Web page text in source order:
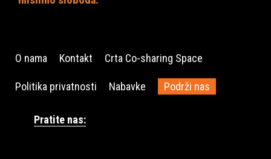
O nama Kontakt Crta Co-sharing Space
Politika privatnosti Nabavke Podrži nas
Pratite nas: